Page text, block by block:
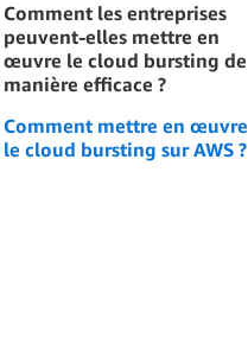
Comment les entreprises
peuvent-elles mettre en
œuvre le cloud bursting de
manière efficace ?
Comment mettre en œuvre
le cloud bursting sur AWS ?